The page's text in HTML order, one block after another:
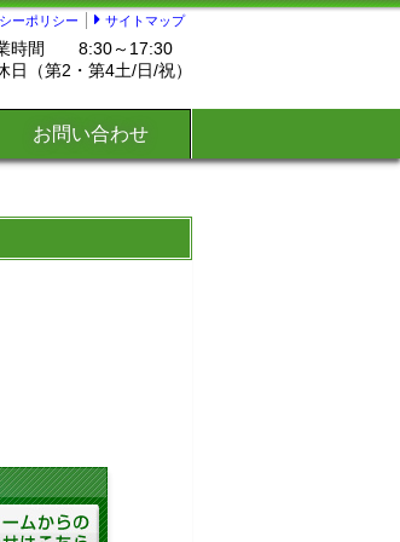
ーポリシー サイトマップ
時間
8:30～17:30
日（第2・第4土/日/祝）
お問い合わせ